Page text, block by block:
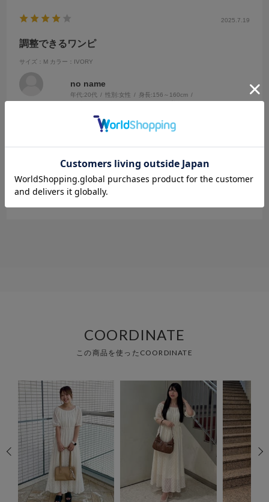
2025.7.19
調整できるワンピ
サイズ：M カラー：IVORY
no name
年代:20代 性別:女性 身長:156～160cm
こちらは絞れるのでその時の自分の気分や体型に合わせられるのがお
気に入りです。
COORDINATE
この商品を使ったCOORDINATE